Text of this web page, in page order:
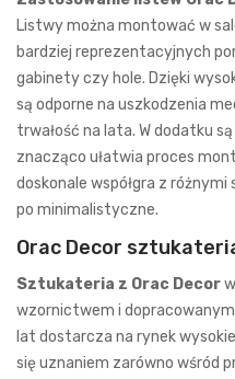
Listwy można montować w
bardziej reprezentacyjnych
gabinety czy hole. Dzięki
są odporne na uszkodzenia
trwałość na lata. W dodatku
znacząco ułatwia proces
doskonale współgra z
po minimalistyczne.
Orac Decor
Sztukateria z Orac Decor
wzornictwem i
lat dostarcza na rynek
się uznaniem zarówno wśród